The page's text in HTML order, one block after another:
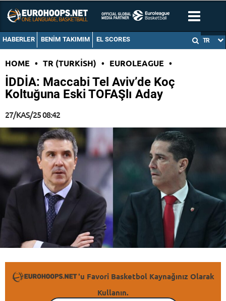
HABERLER BENIM TAKIMIM EL SCORES TR
HOME • TR (TURKISH) • EUROLEAGUE •
İDDİA: Maccabi Tel Aviv’de Koç
Koltuğuna Eski TOFAŞlı Aday
27/KAS/25 08:42
'u Favori Basketbol Kaynağınız Olarak
Kullanın.